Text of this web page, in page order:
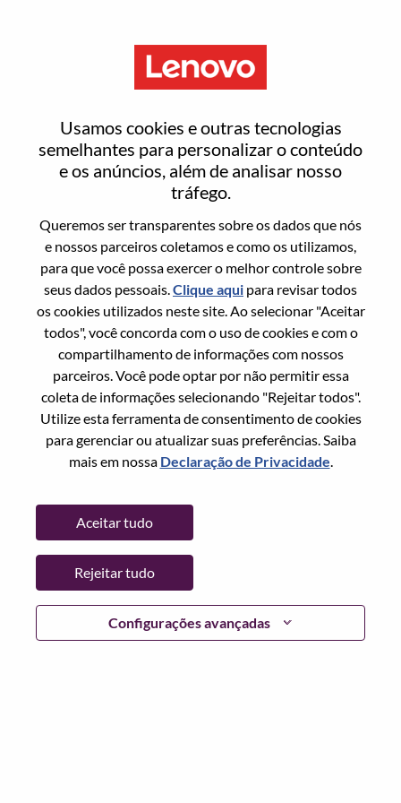
Usamos cookies e outras tecnologias
semelhantes para personalizar o conteúdo
e os anúncios, além de analisar nosso
tráfego.
Queremos ser transparentes sobre os dados que nós
e nossos parceiros coletamos e como os utilizamos,
para que você possa exercer o melhor controle sobre
seus dados pessoais.Clique aqui para revisar todos
os cookies utilizados neste site. Ao selecionar "Aceitar
todos", você concorda com o uso de cookies e com o
compartilhamento de informações com nossos
parceiros. Você pode optar por não permitir essa
coleta de informações selecionando "Rejeitar todos".
Utilize esta ferramenta de consentimento de cookies
para gerenciar ou atualizar suas preferências. Saiba
mais em nossa Declaração de Privacidade.
Configurações avançadas
Aceitar tudo
Rejeitar tudo
Redefinir senha
Tem certeza que deseja redefinir sua
Enter the email address associated with your
account, then click "Continue".
Vamos enviar por email um link para você
redefinir sua senha.
Redefinir senha com seu email
Email*
Continuar